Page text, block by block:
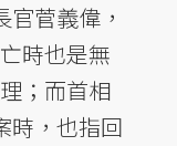
菅義偉，
時也是無
；而首相
時，也指回